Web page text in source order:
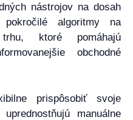
nástrojov na dosah
algoritmy na
ktoré pomáhajú
obchodné
prispôsobiť svoje
manuálne